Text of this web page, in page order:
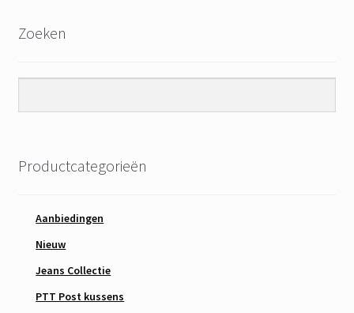
Zoeken
Productcategorieën
Aanbiedingen
Nieuw
Jeans Collectie
PTT Post kussens